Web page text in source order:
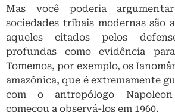
Mas você poderia
sociedades tribais modernas são
aqueles citados pelos
profundas como evidência
Tomemos, por exemplo, os
amazônica, que é extremamente
com o antropólogo
começou a observá-los em 1960.